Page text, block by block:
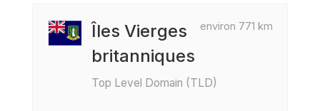
environ 771 km
Îles Vierges
britanniques
Top Level Domain (TLD)